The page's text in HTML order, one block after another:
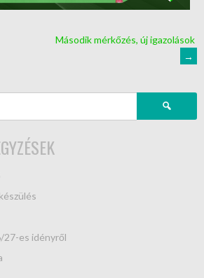
Második mérkőzés, új igazolások
→
27-es idényről